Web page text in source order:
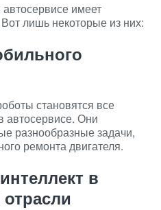
имеет
лишь некоторые из них:
становятся все
автосервисе. Они
разнообразные задачи,
ремонта двигателя.
в